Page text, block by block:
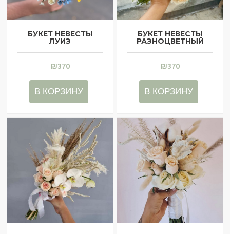
БУКЕТ НЕВЕСТЫ
ЛУИЗ
₪370
В КОРЗИНУ
БУКЕТ НЕВЕСТЫ
РАЗНОЦВЕТНЫЙ
₪370
В КОРЗИНУ